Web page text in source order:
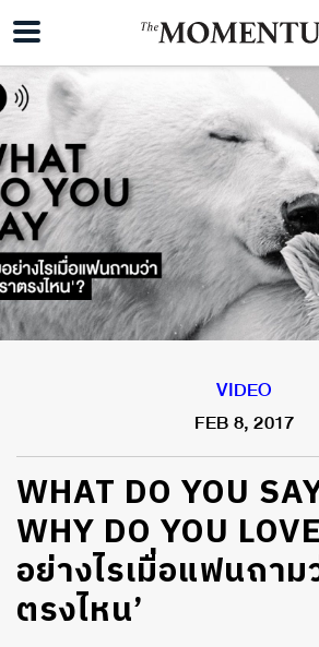
VIDEO
FEB 8, 2017
WHAT DO YOU
WHY DO YOU
อย่างไรเมื่อแฟนถาม
ตรงไหน’